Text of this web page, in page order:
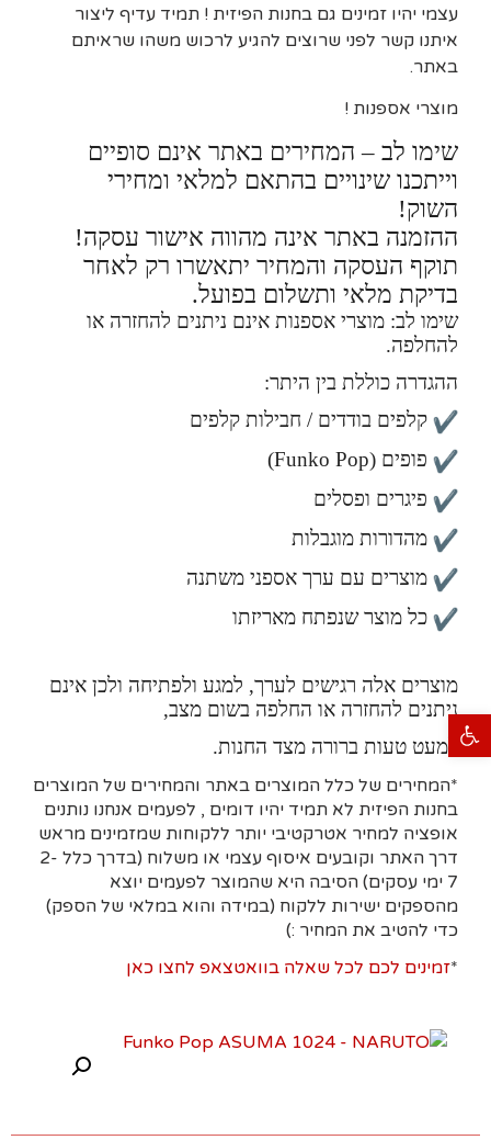
פתח סרגל נגישות
עצמי יהיו זמינים גם בחנות הפיזית ! תמיד עדיף ליצור
איתנו קשר לפני שרוצים להגיע לרכוש משהו שראיתם
באתר.
מוצרי אספנות !
שימו לב – המחירים באתר אינם סופיים
וייתכנו שינויים בהתאם למלאי ומחירי
השוק!
ההזמנה באתר אינה מהווה אישור עסקה!
תוקף העסקה והמחיר יתאשרו רק לאחר
בדיקת מלאי ותשלום בפועל.
שימו לב: מוצרי אספנות אינם ניתנים להחזרה או
להחלפה.
ההגדרה כוללת בין היתר:
קלפים בודדים / חבילות קלפים
פופים (Funko Pop)
פיגרים ופסלים
מהדורות מוגבלות
מוצרים עם ערך אספני משתנה
כל מוצר שנפתח מאריזתו
מוצרים אלה רגישים לערך, למגע ולפתיחה ולכן אינם
ניתנים להחזרה או החלפה בשום מצב,
למעט טעות ברורה מצד החנות.
*המחירים של כלל המוצרים באתר והמחירים של המוצרים
בחנות הפיזית לא תמיד יהיו דומים , לפעמים אנחנו נותנים
אופציה למחיר אטרקטיבי יותר ללקוחות שמזמינים מראש
דרך האתר וקובעים איסוף עצמי או משלוח (בדרך כלל 2-
7 ימי עסקים)
הסיבה היא שהמוצר לפעמים יוצא
מהספקים ישירות ללקוח (במידה והוא במלאי של הספק)
כדי להטיב את המחיר :)
*זמינים לכם לכל שאלה בוואטצאפ לחצו כאן